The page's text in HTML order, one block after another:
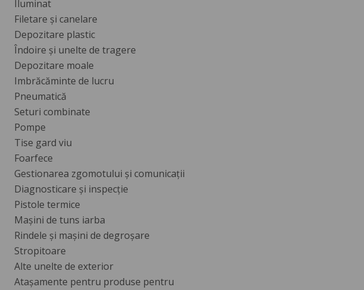
Iluminat
Filetare și canelare
Depozitare plastic
Îndoire și unelte de tragere
Depozitare moale
Imbrăcăminte de lucru
Pneumatică
Seturi combinate
Pompe
Tise gard viu
Foarfece
Gestionarea zgomotului și comunicații
Diagnosticare și inspecție
Pistole termice
Mașini de tuns iarba
Rindele și mașini de degroșare
Stropitoare
Alte unelte de exterior
Atașamente pentru produse pentru